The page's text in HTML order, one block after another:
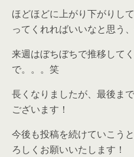
ほどほどに上がり下がりし
ってくれればいいなと思う、
来週はぼちぼちで推移して
で。。。笑
長くなりましたが、最後ま
ございます！
今後も投稿を続けていこう
ろしくお願いいたします！